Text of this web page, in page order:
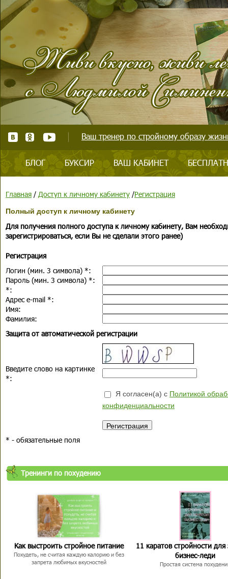
Ваш тренер по стройному образу
БЛОГ БУКСИР ВАШ КАБИНЕТ
Главная / Доступ к личному кабинету /Регистрация
Полный доступ к личному кабинету
Для получения полного доступа к личному кабинету, Вам
зарегистрироваться, если Вы не сделали этого ранее)
Регистрация
Логин (мин. 3 символа) *:
Пароль (мин. 3 символа) *:
*:
Адрес e-mail *:
Имя:
Фамилия:
Защита от автоматической регистрации
Введите слово на картинке
*:
Я согласен(а) с Политикой
конфиденциальности
* - обязательные поля
Тренинги по похудению
Как выстроить стройное питание
Похудеть, не считая каждую калорию и без
запрета любимых вкусностей
11 каратов стройности для
бизнес-леди
Простая система